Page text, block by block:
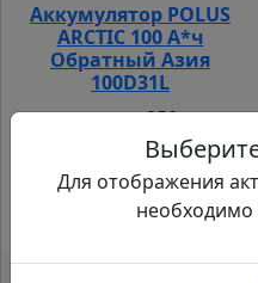
Для отображения
необходимо
Аккумулятор POLUS
ARCTIC 100 А*ч
Обратный Азия
100D31L
850
Высота, мм: 225
в 1 магазине
При сдаче старого* - 600р.